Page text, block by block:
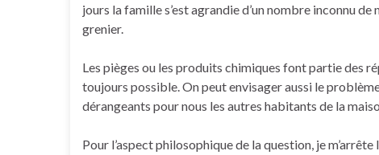
jours la famille s’est agrandie d’un nombre inconnu
grenier.
Les pièges ou les produits chimiques font partie des
toujours possible. On peut envisager aussi le
dérangeants pour nous les autres habitants de la
Pour l’aspect philosophique de la question, je